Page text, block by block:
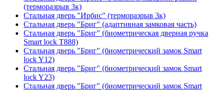
(терморазрыв 3к)
Стальная дверь "Ирбис" (терморазрыв 3к)
Стальная дверь "Бриг" (адаптивная замковая часть)
Стальная дверь "Бриг" (биометрическая дверная ручка
Smart lock T888)
Стальная дверь "Бриг" (биометрический замок Smart
lock Y12)
Стальная дверь "Бриг" (биометрический замок Smart
lock Y23)
Стальная дверь "Бриг" (биометрический замок Smart